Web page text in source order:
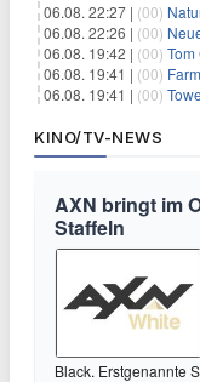
06.08. 22:27 | (00)
06.08. 22:26 | (00)
06.08. 19:42 | (00) Tom
06.08. 19:41 | (00)
06.08. 19:41 | (00) Tower
KINO/TV-NEWS
AXN bringt im
Staffeln
Black. Erstgenannte